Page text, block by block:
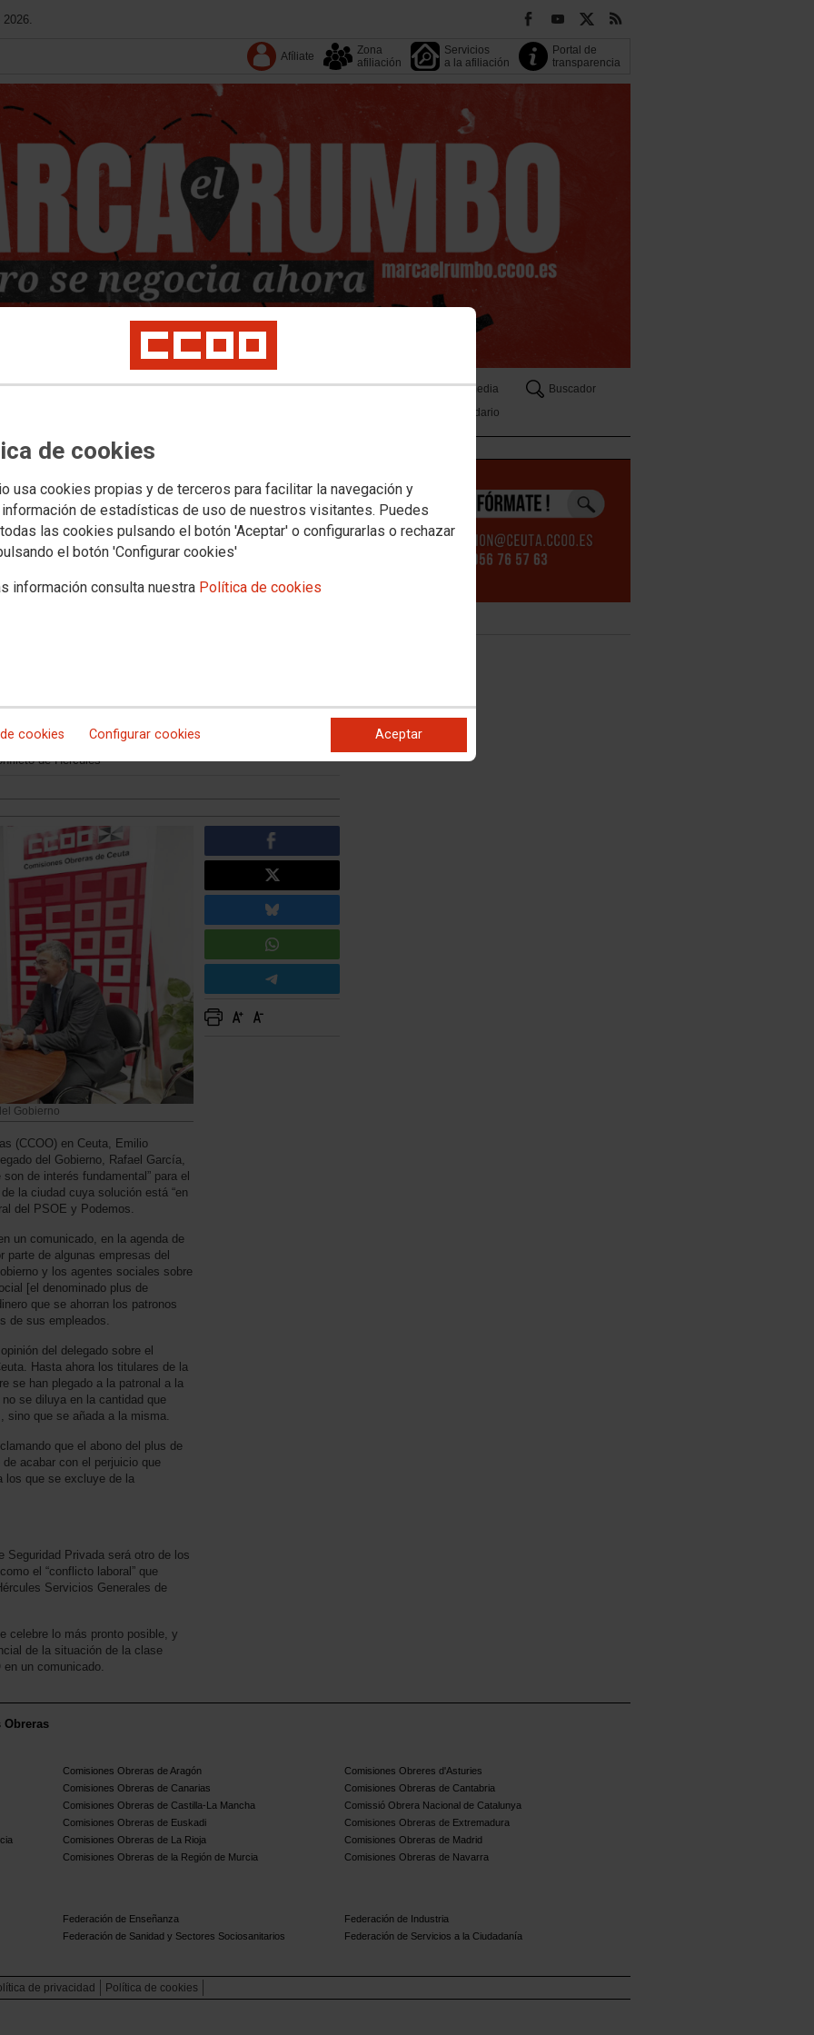
de cookies
usa cookies propias y de terceros para facilitar la navegación y
de estadísticas de uso de nuestros visitantes. Puedes
las cookies pulsando el botón 'Aceptar' o configurarlas o rechazar
el botón 'Configurar cookies'
información consulta nuestra Política de cookies
cookies Configurar cookies Aceptar
2026.
Afíliate
Zona
afiliación
Servicios
a la afiliación
Portal de
transparencia
Conoce CCOO Convenios Multimedia
Buscador
Calendario
Salud Laboral Formación y empleo
para tratar
delegado del SMI, el escamoteo de los pluses de residencia o
de Hércules
Gobierno
(CCOO) en Ceuta, Emilio
del Gobierno, Rafael García,
de interés fundamental” para el
la ciudad cuya solución está “en
del PSOE y Podemos.
un comunicado, en la agenda de
parte de algunas empresas del
y los agentes sociales sobre
[el denominado plus de
que se ahorran los patronos
de sus empleados.
del delegado sobre el
Hasta ahora los titulares de la
se han plegado a la patronal a la
se diluya en la cantidad que
sino que se añada a la misma.
que el abono del plus de
acabar con el perjuicio que
los que se excluye de la
Seguridad Privada será otro de los
el “conflicto laboral” que
Servicios Generales de
celebre lo más pronto posible, y
de la situación de la clase
un comunicado.
Obreras
Comisiones Obreras de Aragón
Comisiones Obreres d'Asturies
Comisiones Obreras de Canarias
Comisiones Obreras de Cantabria
Comisiones Obreras de Castilla-La Mancha
Comissió Obrera Nacional de Catalunya
Comisiones Obreras de Euskadi
Comisiones Obreras de Extremadura
Comisiones Obreras de La Rioja
Comisiones Obreras de Madrid
Comisiones Obreras de la Región de Murcia
Comisiones Obreras de Navarra
Federación de Enseñanza
Federación de Industria
Federación de Sanidad y Sectores Sociosanitarios
Federación de Servicios a la Ciudadanía
de privacidad Política de cookies